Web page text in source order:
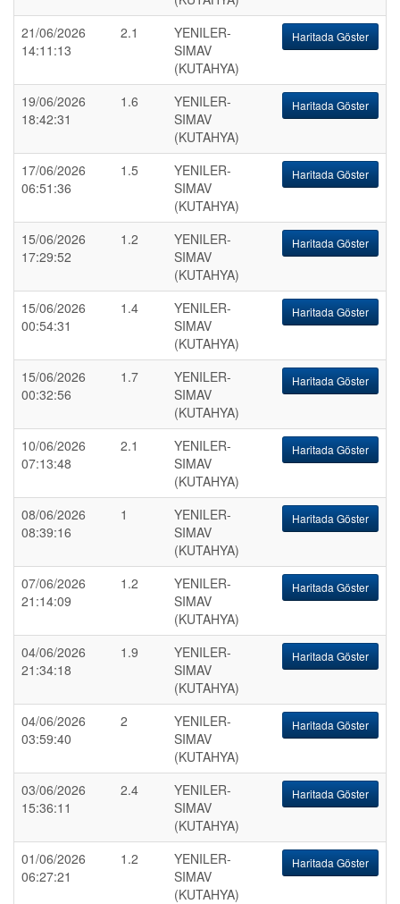
21/06/2026
14:11:13
2.1
YENILER-
SIMAV
(KUTAHYA)
Haritada Göster
19/06/2026
18:42:31
1.6
YENILER-
SIMAV
(KUTAHYA)
Haritada Göster
17/06/2026
06:51:36
1.5
YENILER-
SIMAV
(KUTAHYA)
Haritada Göster
15/06/2026
17:29:52
1.2
YENILER-
SIMAV
(KUTAHYA)
Haritada Göster
15/06/2026
00:54:31
1.4
YENILER-
SIMAV
(KUTAHYA)
Haritada Göster
15/06/2026
00:32:56
1.7
YENILER-
SIMAV
(KUTAHYA)
Haritada Göster
10/06/2026
07:13:48
2.1
YENILER-
SIMAV
(KUTAHYA)
Haritada Göster
08/06/2026
08:39:16
1
YENILER-
SIMAV
(KUTAHYA)
Haritada Göster
07/06/2026
21:14:09
1.2
YENILER-
SIMAV
(KUTAHYA)
Haritada Göster
04/06/2026
21:34:18
1.9
YENILER-
SIMAV
(KUTAHYA)
Haritada Göster
04/06/2026
03:59:40
2
YENILER-
SIMAV
(KUTAHYA)
Haritada Göster
03/06/2026
15:36:11
2.4
YENILER-
SIMAV
(KUTAHYA)
Haritada Göster
01/06/2026
06:27:21
1.2
YENILER-
SIMAV
(KUTAHYA)
Haritada Göster